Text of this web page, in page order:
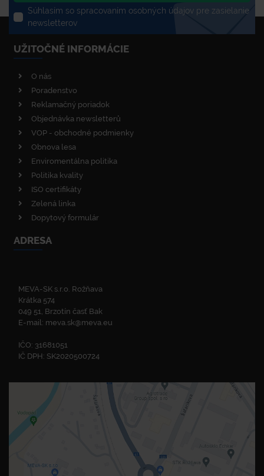
Súhlasím so spracovaním osobných údajov pre zasielanie
newsletterov
UŽITOČNÉ INFORMÁCIE
O nás
Poradenstvo
Reklamačný poriadok
Objednávka newsletterů
VOP - obchodné podmienky
Obnova lesa
Enviromentálna politika
Politika kvality
ISO certifikáty
Zelená linka
Dopytový formulár
ADRESA
MEVA-SK s.r.o. Rožňava
Krátka 574
049 51, Brzotín časť Bak
E-mail: meva.sk@meva.eu
IČO: 31681051
IČ DPH: SK2020500724